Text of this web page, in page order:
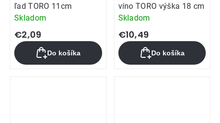
ľad TORO 11cm
Skladom
€2,09
Do košíka
víno TORO výška 18 cm
Skladom
€10,49
Do košíka